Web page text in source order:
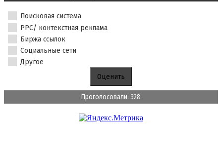
Поисковая система
PPC/ контекстная реклама
Биржа ссылок
Социальные сети
Другое
Проголосовали: 328